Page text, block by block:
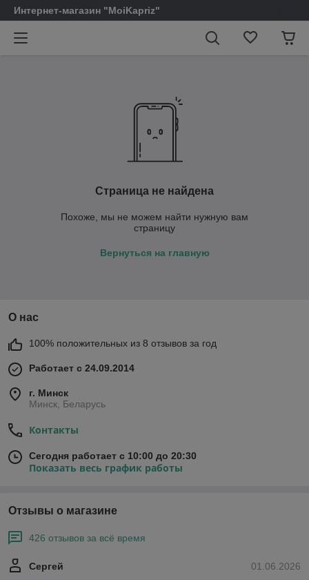
Интернет-магазин "MoiKapriz"
Страница не найдена
Похоже, мы не можем найти нужную вам
страницу
Вернуться на главную
О нас
100% положительных из 8 отзывов за год
Работает с 24.09.2014
г. Минск
Минск, Беларусь
Контакты
Сегодня работает с 10:00 до 20:30
Показать весь график работы
Отзывы о магазине
426 отзывов за всё время
01.06.2026
Сергей